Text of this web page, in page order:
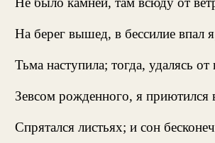
На берег вышед, в бессилие впал
Тьма наступила; тогда, удалясь от
Зевсом рожденного, я приютился
Спрятался листьях; и сон